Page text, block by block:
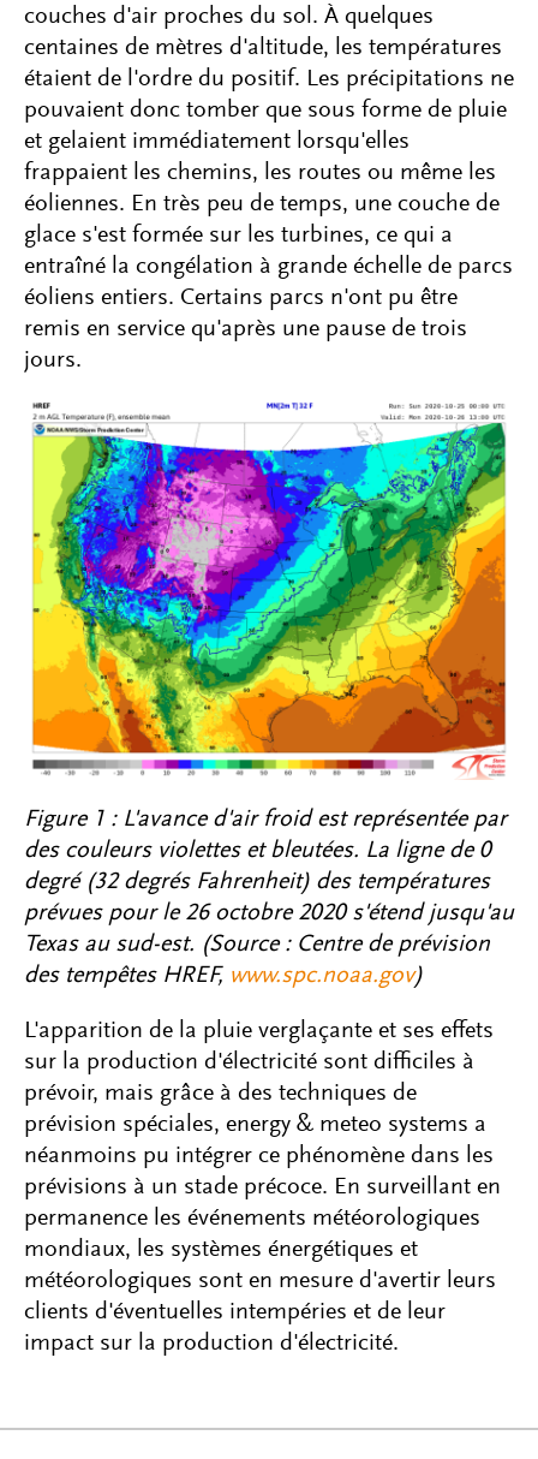
couches d'air proches du sol. À quelques
centaines de mètres d'altitude, les températures
étaient de l'ordre du positif. Les précipitations ne
pouvaient donc tomber que sous forme de pluie
et gelaient immédiatement lorsqu'elles
frappaient les chemins, les routes ou même les
éoliennes. En très peu de temps, une couche de
glace s'est formée sur les turbines, ce qui a
entraîné la congélation à grande échelle de parcs
éoliens entiers. Certains parcs n'ont pu être
remis en service qu'après une pause de trois
jours.
Figure 1 : L'avance d'air froid est représentée par
des couleurs violettes et bleutées. La ligne de 0
degré (32 degrés Fahrenheit) des températures
prévues pour le 26 octobre 2020 s'étend jusqu'au
Texas au sud-est. (Source : Centre de prévision
des tempêtes HREF, www.spc.noaa.gov)
L'apparition de la pluie verglaçante et ses effets
sur la production d'électricité sont difficiles à
prévoir, mais grâce à des techniques de
prévision spéciales, energy & meteo systems a
néanmoins pu intégrer ce phénomène dans les
prévisions à un stade précoce. En surveillant en
permanence les événements météorologiques
mondiaux, les systèmes énergétiques et
météorologiques sont en mesure d'avertir leurs
clients d'éventuelles intempéries et de leur
impact sur la production d'électricité.